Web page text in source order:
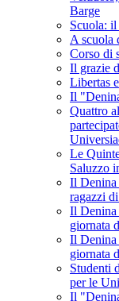
Barge
Scuola:
A scuola
Corso di
Il grazie
Libertas
Il
Quattro
Le
Saluzzo
Il Denina
ragazzi
Il Denina
giornata
Il Denina
giornata
Studenti
per le
Il